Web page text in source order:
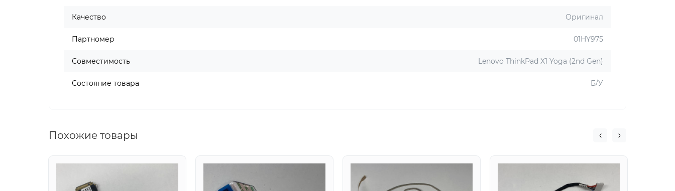
Качество Оригинал
Партномер 01HY975
Совместимость Lenovo ThinkPad X1 Yoga (2nd Gen)
Состояние товара Б/У
Похожие товары